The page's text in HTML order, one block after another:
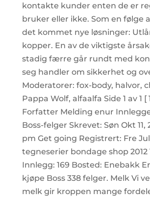
kontakte kunder enten de er
bruker eller ikke. Som en følge
det kommet nye løsninger:
kopper. En av de viktigste
stadig færre går rundt med
seg handler om sikkerhet og
Moderatorer: fox-body, halvor,
Pappa Wolf, alfaalfa Side 1 av 1 [
Forfatter Melding enur
Boss-felger Skrevet: Søn Okt 11,
pm Get going Registrert: Fre
tegneserier bondage shop 2012
Innlegg: 169 Bosted: Enebakk
kjøpe Boss 338 felger. Melk Vi
melk gir kroppen mange